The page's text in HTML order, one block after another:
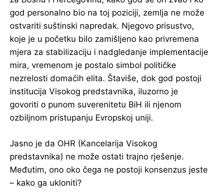
god personalno bio na toj poziciji, zemlja ne može
ostvariti suštinski napredak. Njegovo prisustvo,
koje je u početku bilo zamišljeno kao privremena
mjera za stabilizaciju i nadgledanje implementacije
mira, vremenom je postalo simbol političke
nezrelosti domaćih elita. Štaviše, dok god postoji
institucija Visokog predstavnika, iluzorno je
govoriti o punom suverenitetu BiH ili njenom
ozbiljnom pristupanju Evropskoj uniji.
Jasno je da OHR (Kancelarija Visokog
predstavnika) ne može ostati trajno rješenje.
Međutim, ono oko čega ne postoji konsenzus jeste
– kako ga ukloniti?